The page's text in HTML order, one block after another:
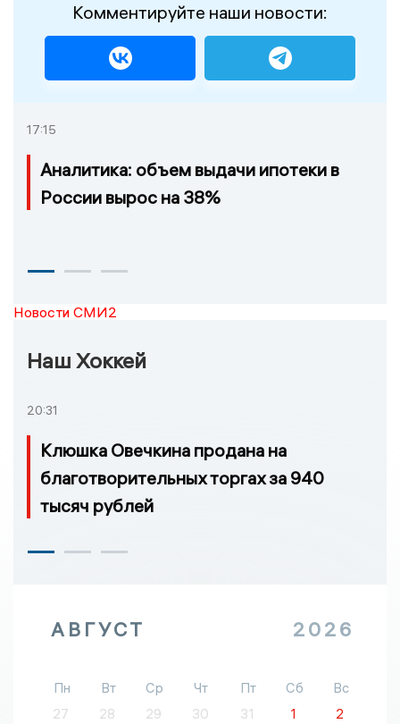
Комментируйте наши новости:
17:15
Аналитика: объем выдачи ипотеки в
России вырос на 38%
Новости СМИ2
Наш Хоккей
20:31
Клюшка Овечкина продана на
благотворительных торгах за 940
тысяч рублей
АВГУСТ 2026
Пн Вт Ср Чт Пт Сб
Вс
27
28 29 30 31 1
2